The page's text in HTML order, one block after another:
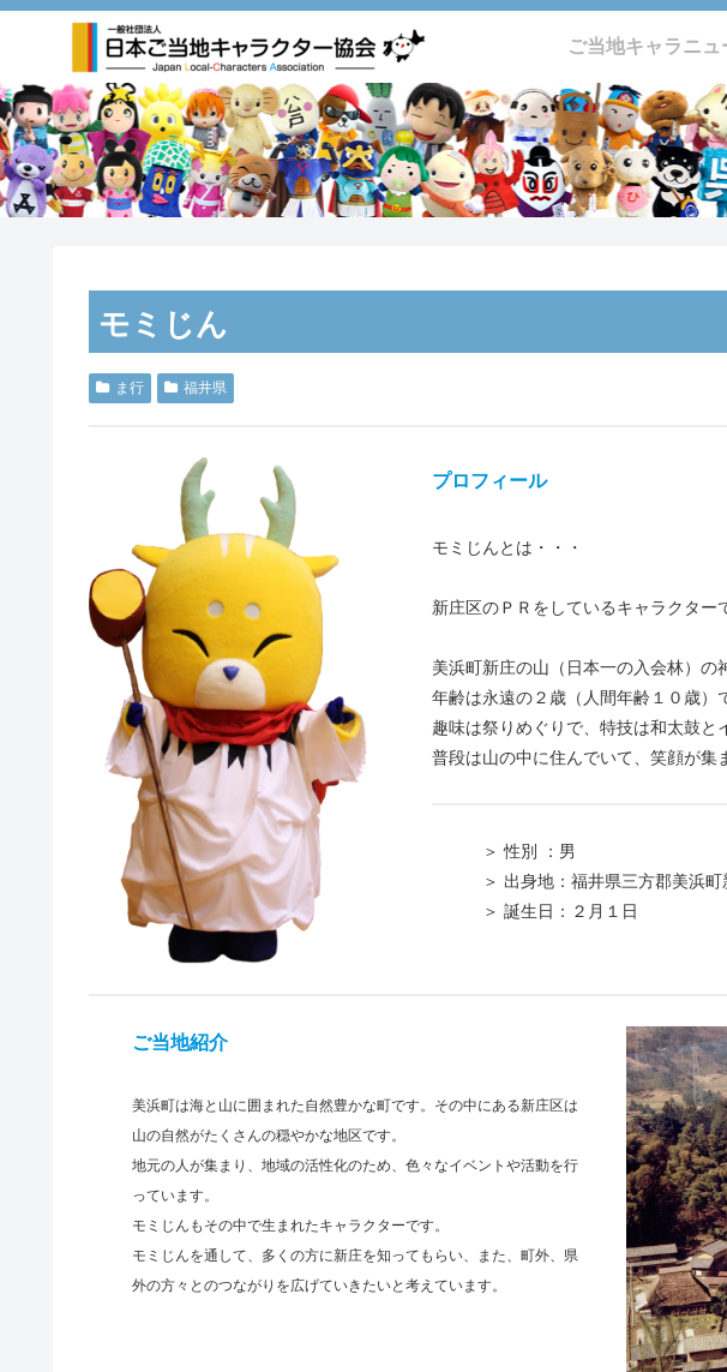
ご当地キャラニュ
モミじん
ま行 福井県
プロフィール
モミじんとは・・・
新庄区のＰＲをしているキャラクター
美浜町新庄の山（日本一の入会林）の
年齢は永遠の２歳（人間年齢１０歳）
趣味は祭りめぐりで、特技は和太鼓と
普段は山の中に住んでいて、笑顔が集
＞ 性別 ：男
＞ 出身地：福井県三方郡美浜町
＞ 誕生日：２月１日
ご当地紹介
美浜町は海と山に囲まれた自然豊かな町です。その中にある新庄区は
山の自然がたくさんの穏やかな地区です。
地元の人が集まり、地域の活性化のため、色々なイベントや活動を行
っています。
モミじんもその中で生まれたキャラクターです。
モミじんを通して、多くの方に新庄を知ってもらい、また、町外、県
外の方々とのつながりを広げていきたいと考えています。